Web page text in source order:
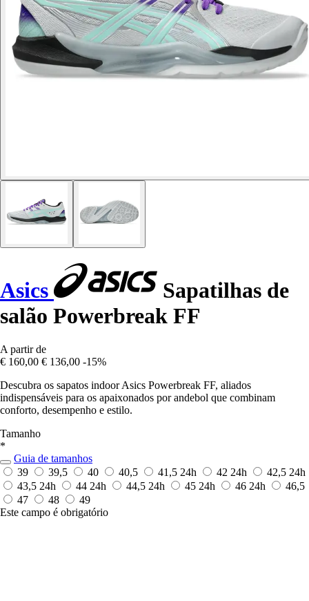
Asics
Sapatilhas de
salão Powerbreak FF
A partir de
€ 160,00 € 136,00 -15%
Descubra os sapatos indoor Asics Powerbreak FF, aliados
indispensáveis para os apaixonados por andebol que combinam
conforto, desempenho e estilo.
Tamanho
*
Guia de tamanhos
39
39,5 40 40,5 41,5 24h 42 24h 42,5 24h
43,5 24h 44 24h 44,5 24h 45 24h 46 24h
46,5
47
48
49
Este campo é obrigatório